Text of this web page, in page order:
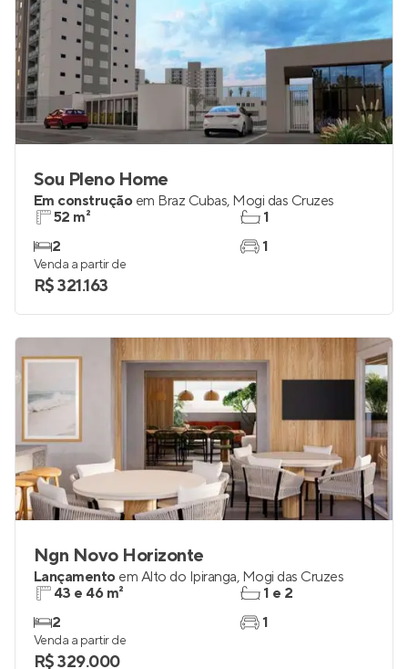
Sou Pleno Home
Em construção em Braz Cubas, Mogi das Cruzes
52 m²
2
1
1
Venda a partir de
R$ 321.163
Ngn Novo Horizonte
Lançamento em Alto do Ipiranga, Mogi das Cruzes
43 e 46 m²
2
1 e 2
1
Venda a partir de
R$ 329.000